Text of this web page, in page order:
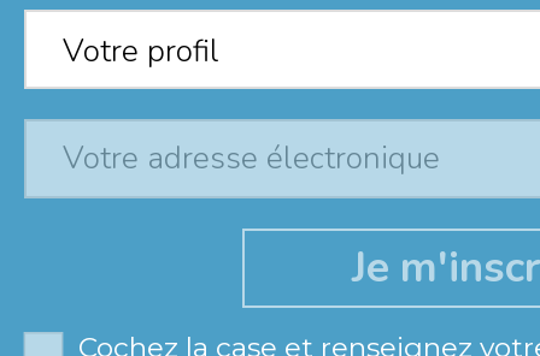
Votre profil*
Votre profil
Cochez la case et renseignez